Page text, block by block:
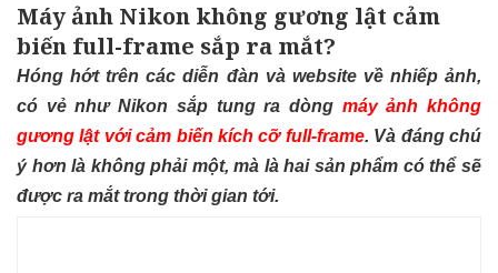
Máy ảnh Nikon không gương lật cảm
biến full-frame sắp ra mắt?
Hóng hớt trên các diễn đàn và website về nhiếp ảnh,
có vẻ như Nikon sắp tung ra dòng máy ảnh không
gương lật với cảm biến kích cỡ full-frame. Và đáng chú
ý hơn là không phải một, mà là hai sản phẩm có thể sẽ
được ra mắt trong thời gian tới.